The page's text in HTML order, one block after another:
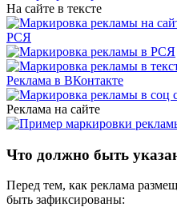
На сайте в тексте
РСЯ
Реклама в ВКонтакте
Реклама на сайте
Что должно быть
Перед тем, как реклама
быть зафиксированы: